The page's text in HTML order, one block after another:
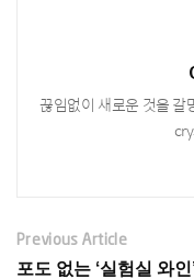
끊임없이 새로운 것을 갈
Previous Article
포도 없는 ‘실험실 와인